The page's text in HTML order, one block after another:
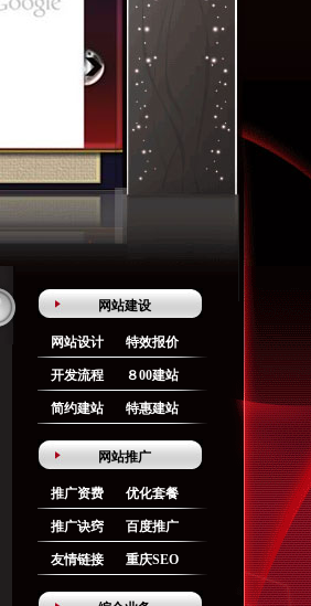
网站建设
网站设计 特效报价
开发流程 ８00建站
简约建站 特惠建站
网站推广
推广资费 优化套餐
推广诀窍 百度推广
友情链接 重庆SEO